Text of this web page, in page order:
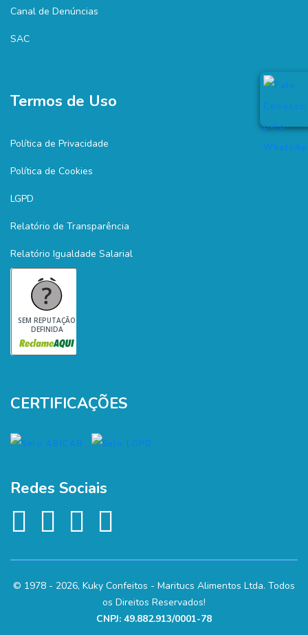
Canal de Denúncias
SAC
Termos de Uso
Política de Privacidade
Política de Cookies
LGPD
Relatório de Transparência
Relatório Igualdade Salarial
SEM REPUTAÇÃO
DEFINIDA
CERTIFICAÇÕES
Redes Sociais
© 1978 - 2026, Kuky Confeitos - Maritucs Alimentos Ltda. Todos
os Direitos Reservados!
CNPJ: 49.882.913/0001-78